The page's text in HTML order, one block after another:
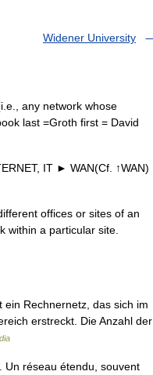
Widener University
any network whose
last =Groth first = David
IT ► WAN(Cf. ↑WAN)
offices or sites of an
within a particular site.
Rechnernetz, das sich im
erstreckt. Die Anzahl der
réseau étendu, souvent